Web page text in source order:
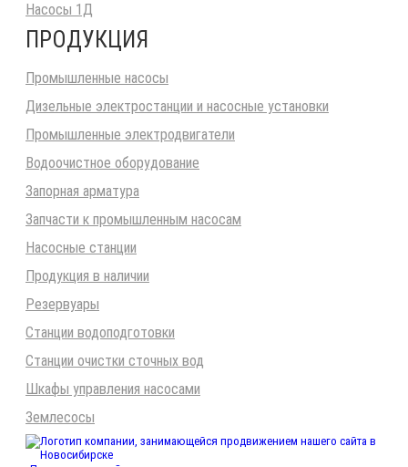
Насосы 1Д
ПРОДУКЦИЯ
Промышленные насосы
Дизельные электростанции и насосные установки
Промышленные электродвигатели
Водоочистное оборудование
Запорная арматура
Запчасти к промышленным насосам
Насосные станции
Продукция в наличии
Резервуары
Станции водоподготовки
Станции очистки сточных вод
Шкафы управления насосами
Землесосы